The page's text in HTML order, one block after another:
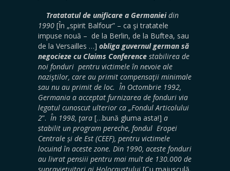
Tratatatul de unificare a Germanieidin
1990 [În „spirit Balfour” – ca şi tratatele
impuse nouă – de la Berlin, de la Buftea, sau
de la Versailles …] obliga guvernul german să
negocieze cu Claims Conference stabilirea de
noi fonduri pentru victimele în nevoie ale
naziştilor, care au primit compensaţii minimale
sau nu au primit de loc. În Octombrie 1992,
Germania a acceptat furnizarea de fonduri via
legatul cunoscut ulterior ca „Fondul Articolului
2”. În 1998, ţara […bună gluma asta!] a
stabilit un program pereche, fondul Eropei
Centrale și de Est (CEEF), pentru victimele
locuind în aceste zone. Din 1990, aceste fonduri
au livrat pensiii pentru mai mult de 130.000 de
supravieţuitori ai Holocaustului.[Cu majusculă,